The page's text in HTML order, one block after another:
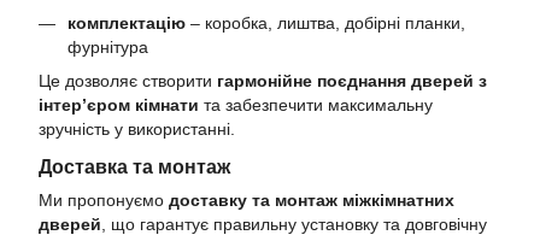
комплектацію – коробка, лиштва, добірні планки,
фурнітура
Це дозволяє створити гармонійне поєднання дверей з
інтер’єром кімнати та забезпечити максимальну
зручність у використанні.
Доставка та монтаж
Ми пропонуємо доставку та монтаж міжкімнатних
дверей , що гарантує правильну установку та довговічну